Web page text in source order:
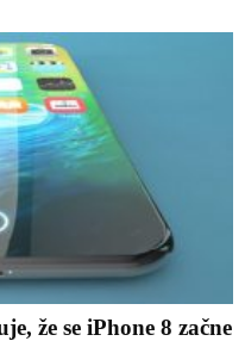
že se iPhone 8 začne